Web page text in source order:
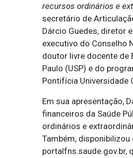
recursos ordinários e
secretário de
Dárcio Guedes, diretor
executivo do Conselho
doutor livre docente de
Paulo (USP) e do
Pontifícia Universidade
Em sua apresentação,
financeiros da Saúde
ordinários e
Também,
portalfns.saude.gov.br,